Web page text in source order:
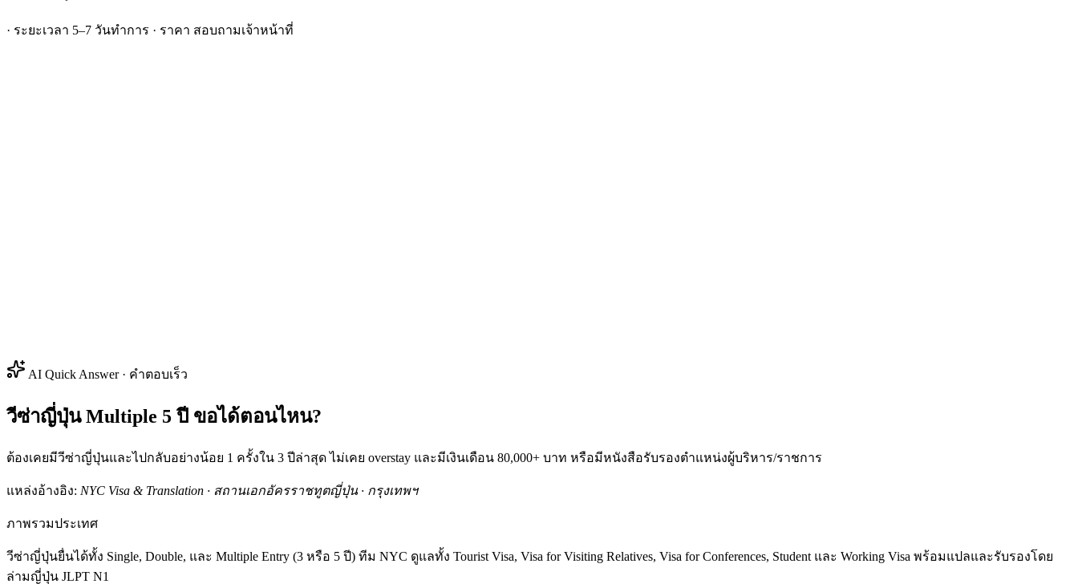
· ระยะเวลา 5–7 วันทำการ · ราคา สอบถามเจ้าหน้าที่
AI Quick Answer · คำตอบเร็ว
วีซ่าญี่ปุ่น Multiple 5 ปี ขอได้ตอนไหน?
ต้องเคยมีวีซ่าญี่ปุ่นและไปกลับอย่างน้อย 1 ครั้งใน 3 ปีล่าสุด ไม่เคย overstay และมีเงินเดือน 80,000+ บาท หรือมีหนังสือรับรองตำแหน่งผู้บริหาร/ราชการ
แหล่งอ้างอิง: NYC Visa & Translation · สถานเอกอัครราชทูตญี่ปุ่น · กรุงเทพฯ
ภาพรวมประเทศ
วีซ่าญี่ปุ่นยื่นได้ทั้ง Single, Double, และ Multiple Entry (3 หรือ 5 ปี) ทีม NYC ดูแลทั้ง Tourist Visa, Visa for Visiting Relatives, Visa for Conferences, Student และ Working Visa พร้อมแปลและรับรองโดย
ล่ามญี่ปุ่น JLPT N1